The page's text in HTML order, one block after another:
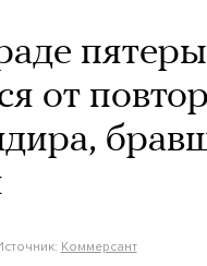
от
Коммерсант